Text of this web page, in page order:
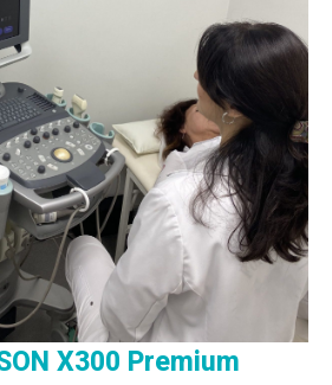
X300 Premium
«АСТ»
и швов. Лазерное
точечно и деликатно,
традиционных разрезов